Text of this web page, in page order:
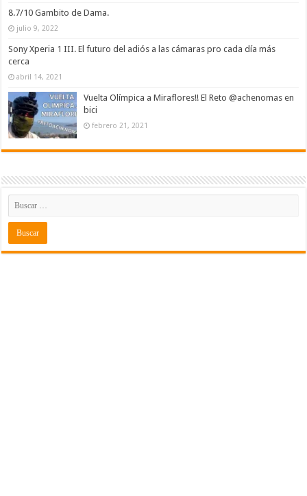
8.7/10 Gambito de Dama.
julio 9, 2022
Sony Xperia 1 III. El futuro del adiós a las cámaras pro cada día más
cerca
abril 14, 2021
Vuelta Olímpica a Miraflores!! El Reto @achenomas en
bici
febrero 21, 2021